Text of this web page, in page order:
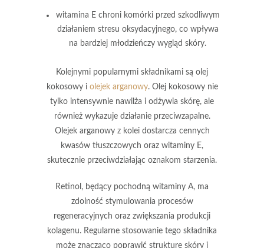
witamina Echroni komórki przed szkodliwym
działaniem stresu oksydacyjnego, co wpływa
na bardziej młodzieńczy wygląd skóry.
Kolejnymi popularnymi składnikami są olej
kokosowyi olejek arganowy. Olej kokosowy nie
tylko intensywnie nawilża i odżywia skórę, ale
również wykazuje działanie przeciwzapalne.
Olejek arganowyz kolei dostarcza cennych
kwasów tłuszczowych oraz witaminy E,
skutecznie przeciwdziałając oznakom starzenia.
Retinol , będący pochodną witaminy A, ma
zdolność stymulowania procesów
regeneracyjnych oraz zwiększania produkcji
kolagenu. Regularne stosowanie tego składnika
może znacząco poprawić strukturę skóry i